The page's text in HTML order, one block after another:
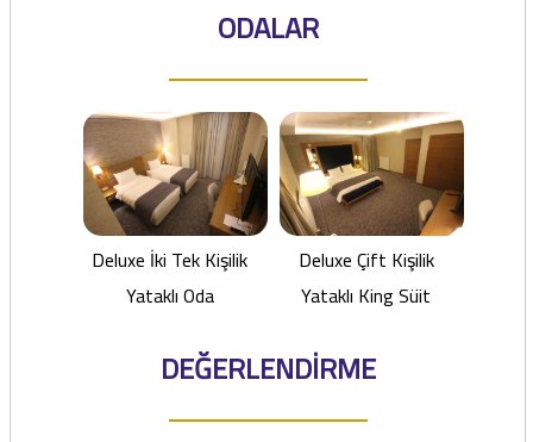
ODALAR
Deluxe İki Tek Kişilik
Yataklı Oda
Deluxe Çift Kişilik
Yataklı King Süit
DEĞERLENDİRME